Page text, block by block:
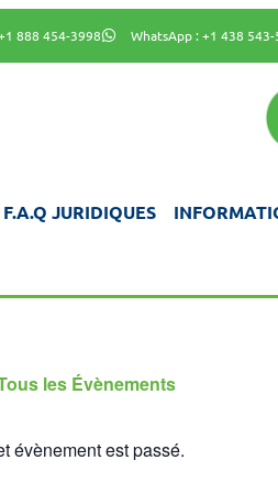
888 454-3998 WhatsApp : +1 438
F.A.Q JURIDIQUES
les Évènements
évènement est passé.